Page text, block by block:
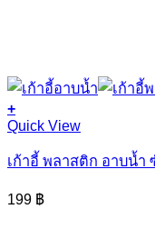
+
Quick View
เก้าอี้ พลาสติก อาบน้ำ
199 ฿